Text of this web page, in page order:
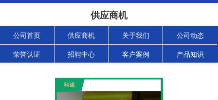
供应商机
公司首页 供应商机 关于我们 公司动态
荣誉认证 招聘中心 客户案例 产品知识